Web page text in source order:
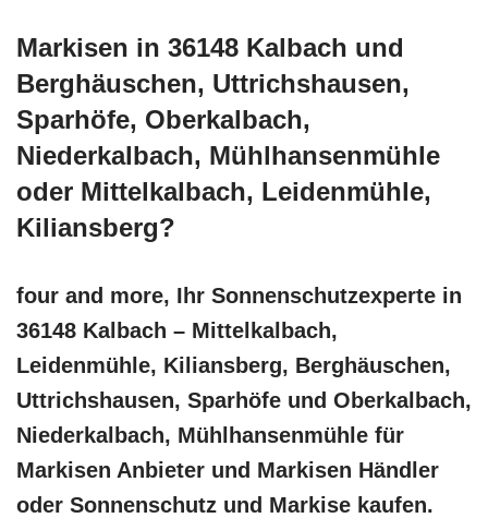
Markisen in 36148 Kalbach und
Berghäuschen, Uttrichshausen,
Sparhöfe, Oberkalbach,
Niederkalbach, Mühlhansenmühle
oder Mittelkalbach, Leidenmühle,
Kiliansberg?
four and more, Ihr Sonnenschutzexperte in
36148 Kalbach – Mittelkalbach,
Leidenmühle, Kiliansberg, Berghäuschen,
Uttrichshausen, Sparhöfe und Oberkalbach,
Niederkalbach, Mühlhansenmühle für
Markisen Anbieter und Markisen Händler
oder Sonnenschutz und Markise kaufen.